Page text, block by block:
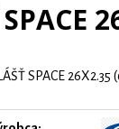
SPACE